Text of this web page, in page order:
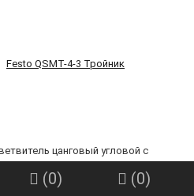
Festo QSMT-4-3 Тройник
(0) (0)